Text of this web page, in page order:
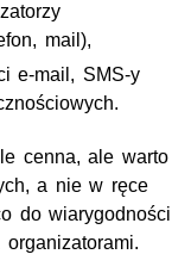
mail),
e-mail, SMS-y
cenna, ale warto
a nie w ręce
do wiarygodności